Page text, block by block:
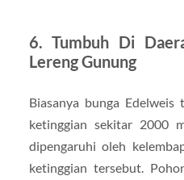
6. Tumbuh Di
Lereng Gunung
Biasanya bunga
ketinggian sekitar 2000
dipengaruhi oleh
ketinggian tersebut.